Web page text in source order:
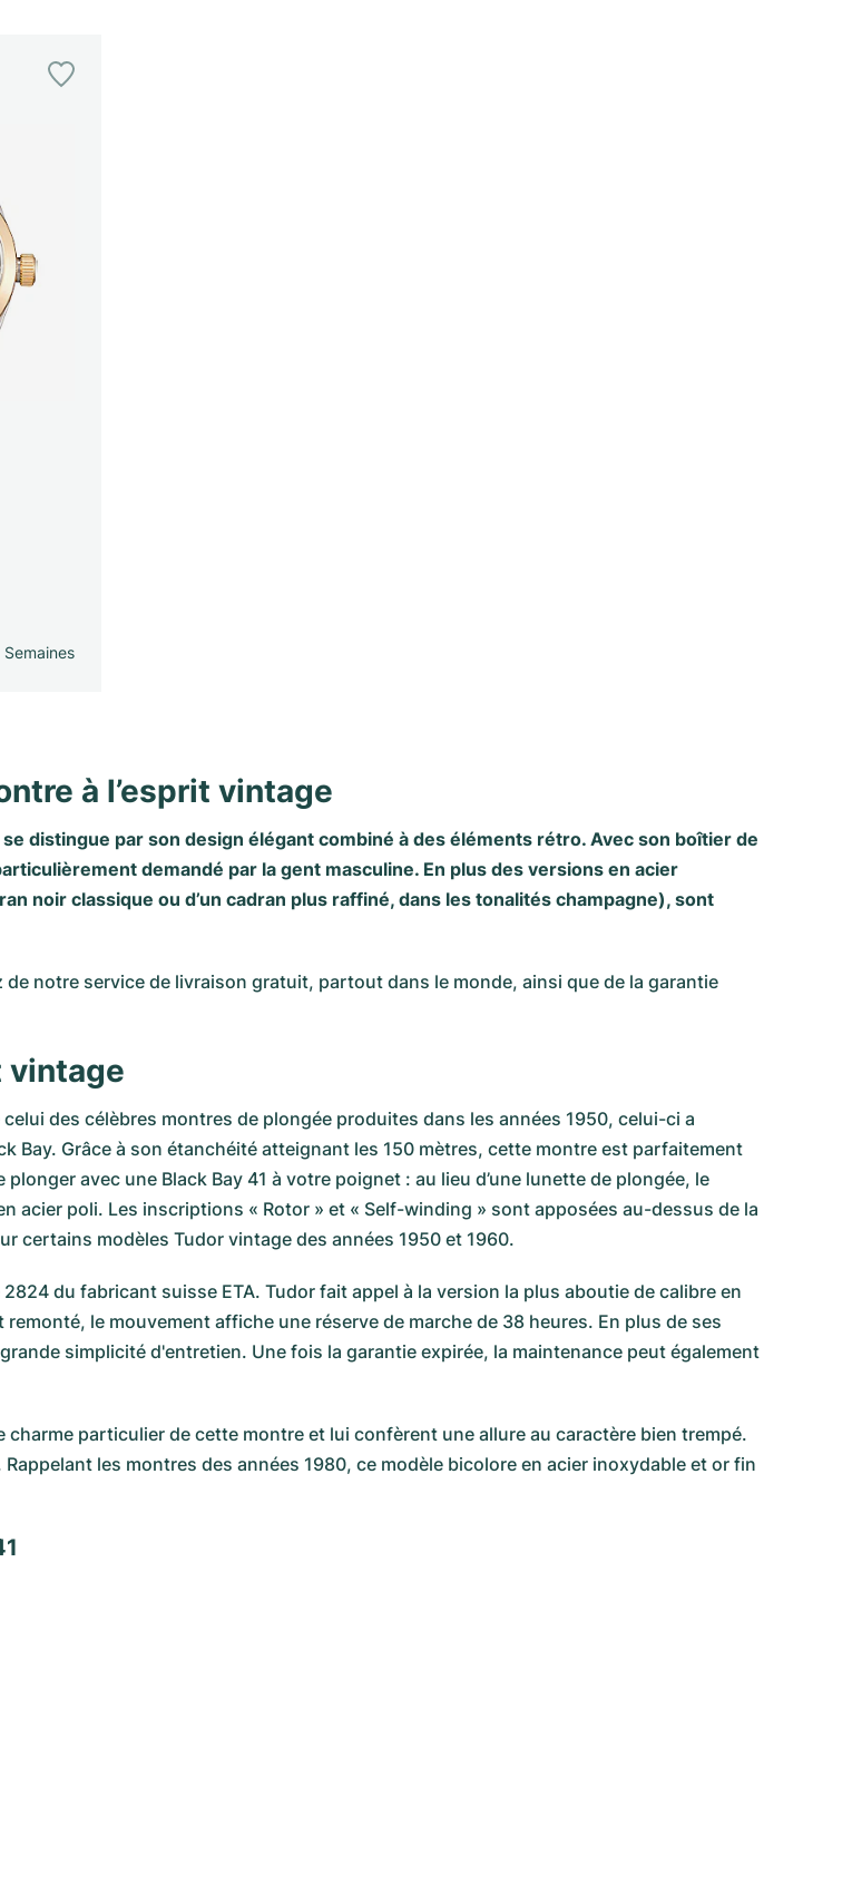
Semaines
à l’esprit vintage
distingue par son design élégant combiné à des éléments rétro. Avec son boîtier de
demandé par la gent masculine. En plus des versions en acier
noir classique ou d’un cadran plus raffiné, dans les tonalités champagne), sont
notre service de livraison gratuit, partout dans le monde, ainsi que de la garantie
vintage
des célèbres montres de plongée produites dans les années 1950, celui-ci a
Bay. Grâce à son étanchéité atteignant les 150 mètres, cette montre est parfaitement
avec une Black Bay 41 à votre poignet : au lieu d’une lunette de plongée, le
acier poli. Les inscriptions « Rotor » et « Self-winding » sont apposées au-dessus de la
certains modèles Tudor vintage des années 1950 et 1960.
du fabricant suisse ETA. Tudor fait appel à la version la plus aboutie de calibre en
le mouvement affiche une réserve de marche de 38 heures. En plus de ses
simplicité d'entretien. Une fois la garantie expirée, la maintenance peut également
particulier de cette montre et lui confèrent une allure au caractère bien trempé.
les montres des années 1980, ce modèle bicolore en acier inoxydable et or fin